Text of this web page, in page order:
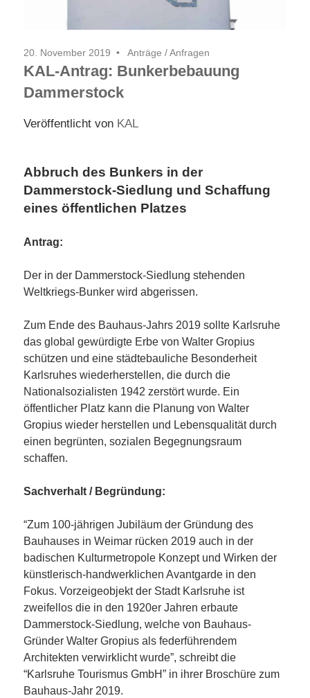
20. November 2019 Anträge / Anfragen
KAL-Antrag: Bunkerbebauung
Dammerstock
Veröffentlicht von KAL
Abbruch des Bunkers in der
Dammerstock-Siedlung und Schaffung
eines öffentlichen Platzes
Antrag:
Der in der Dammerstock-Siedlung stehenden
Weltkriegs-Bunker wird abgerissen.
Zum Ende des Bauhaus-Jahrs 2019 sollte Karlsruhe
das global gewürdigte Erbe von Walter Gropius
schützen und eine städtebauliche Besonderheit
Karlsruhes wiederherstellen, die durch die
Nationalsozialisten 1942 zerstört wurde. Ein
öffentlicher Platz kann die Planung von Walter
Gropius wieder herstellen und Lebensqualität durch
einen begrünten, sozialen Begegnungsraum
schaffen.
Sachverhalt / Begründung:
“Zum 100-jährigen Jubiläum der Gründung des
Bauhauses in Weimar rücken 2019 auch in der
badischen Kulturmetropole Konzept und Wirken der
künstlerisch-handwerklichen Avantgarde in den
Fokus. Vorzeigeobjekt der Stadt Karlsruhe ist
zweifellos die in den 1920er Jahren erbaute
Dammerstock-Siedlung, welche von Bauhaus-
Gründer Walter Gropius als federführendem
Architekten verwirklicht wurde”, schreibt die
“Karlsruhe Tourismus GmbH” in ihrer Broschüre zum
Bauhaus-Jahr 2019.